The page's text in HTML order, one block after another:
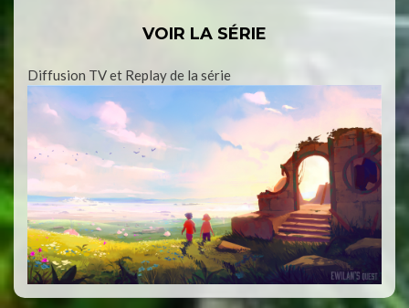
VOIR LA SÉRIE
Diffusion TV et Replay de la série